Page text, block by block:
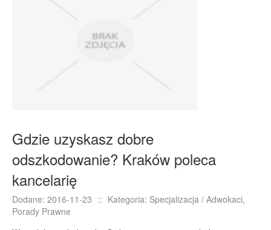
E-BIZNES
Wyposażenie Wnętrz
Sport
Elektronika, RTV, AGD
Art. Dla Zwierząt
Ogród, Rośliny
Chemia
Gdzie uzyskasz dobre
odszkodowanie? Kraków poleca
kancelarię
Dodane: 2016-11-23 :: Kategoria: Specjalizacja / Adwokaci,
Porady Prawne